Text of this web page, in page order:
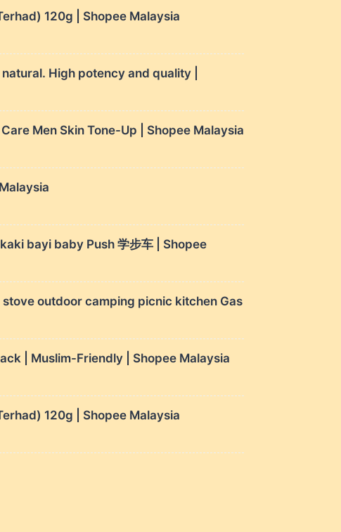
120g | Shopee Malaysia
High potency and quality |
Men Skin Tone-Up | Shopee Malaysia
bayi baby Push 学步车 | Shopee
outdoor camping picnic kitchen Gas
| Muslim-Friendly | Shopee Malaysia
120g | Shopee Malaysia